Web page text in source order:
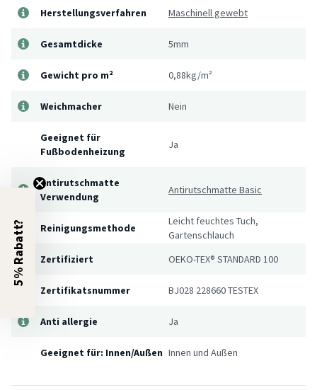
Herstellungsverfahren Maschinell gewebt
Gesamtdicke 5mm
Gewicht pro m² 0,88kg/m²
Weichmacher Nein
Geeignet für
Fußbodenheizung
Ja
Antirutschmatte
Verwendung
Antirutschmatte Basic
Reinigungsmethode
Leicht feuchtes Tuch,
Gartenschlauch
Zertifiziert
OEKO-TEX® STANDARD 100
Zertifikatsnummer BJ028 228660 TESTEX
Anti allergie Ja
Geeignet für: Innen/Außen Innen und Außen
5% Rabatt?